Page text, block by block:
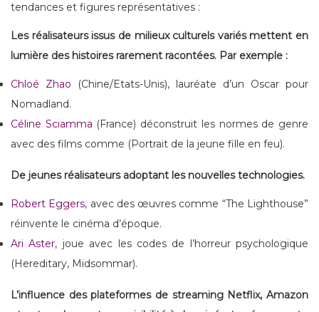
tendances et figures représentatives :
Les réalisateurs issus de milieux culturels variés mettent en
lumière des histoires rarement racontées. Par exemple :
Chloé Zhao (Chine/Etats-Unis), lauréate d’un Oscar pour
Nomadland.
Céline Sciamma (France) déconstruit les normes de genre
avec des films comme (Portrait de la jeune fille en feu).
De jeunes réalisateurs adoptant les nouvelles technologies.
Robert Eggers, avec des œuvres comme “The Lighthouse”
réinvente le cinéma d’époque.
Ari Aster, joue avec les codes de l’horreur psychologique
(Hereditary, Midsommar).
L’influence des plateformes de streaming Netflix, Amazon